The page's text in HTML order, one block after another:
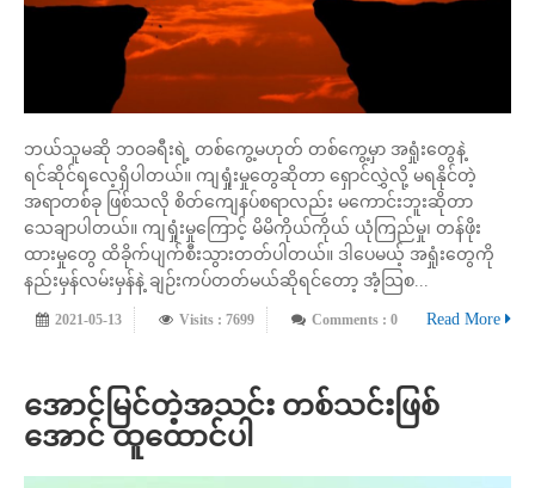
ဘယ်သူမဆို ဘဝခရီးရဲ့ တစ်ကွေ့မဟုတ် တစ်ကွေ့မှာ အရှုံးတွေနဲ့
ရင်ဆိုင်ရလေ့ရှိပါတယ်။ ကျရှုံးမှုတွေဆိုတာ ရှောင်လွှဲလို့ မရနိုင်တဲ့
အရာတစ်ခု ဖြစ်သလို စိတ်ကျေနပ်စရာလည်း မကောင်းဘူးဆိုတာ
သေချာပါတယ်။ ကျရှုံးမှုကြောင့် မိမိကိုယ်ကိုယ် ယုံကြည်မှု၊ တန်ဖိုး
ထားမှုတွေ ထိခိုက်ပျက်စီးသွားတတ်ပါတယ်။ ဒါပေမယ့် အရှုံးတွေကို
နည်းမှန်လမ်းမှန်နဲ့ ချဉ်းကပ်တတ်မယ်ဆိုရင်တော့ အံ့သြစ...
2021-05-13 Visits : 7699 Comments : 0 Read More
အောင်မြင်တဲ့အသင်း တစ်သင်းဖြစ်
အောင် ထူထောင်ပါ